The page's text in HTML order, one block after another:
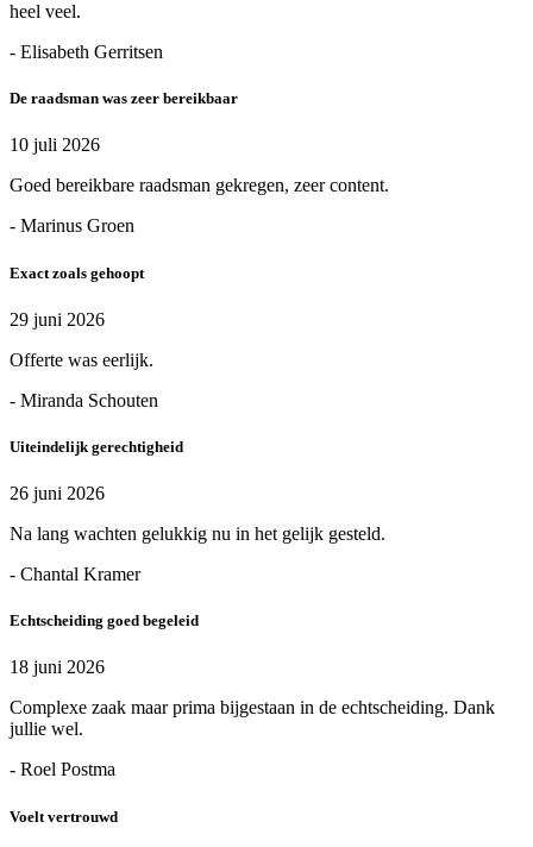
heel veel.
- Elisabeth Gerritsen
De raadsman was zeer bereikbaar
10 juli 2026
Goed bereikbare raadsman gekregen, zeer content.
- Marinus Groen
Exact zoals gehoopt
29 juni 2026
Offerte was eerlijk.
- Miranda Schouten
Uiteindelijk gerechtigheid
26 juni 2026
Na lang wachten gelukkig nu in het gelijk gesteld.
- Chantal Kramer
Echtscheiding goed begeleid
18 juni 2026
Complexe zaak maar prima bijgestaan in de echtscheiding. Dank
jullie wel.
- Roel Postma
Voelt vertrouwd